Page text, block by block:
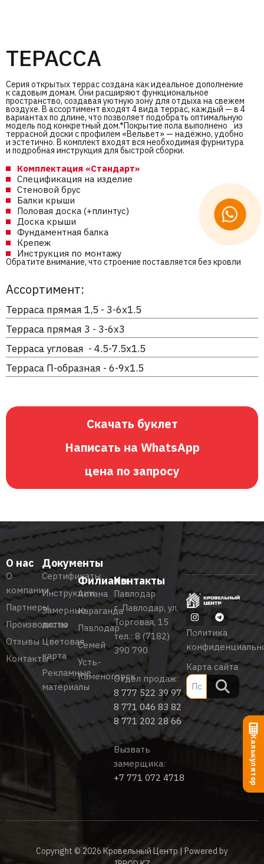
ТЕРАССА
Серия открытых террас создана как идеальное дополнение
к садовым домам. Они расширяют функциональное
пространство, создавая уютную зону для отдыха на свежем
воздухе. В ассортимент входят 4 вида террас, каждый — в 4
вариантах по длине, что позволяет подобрать оптимальную
модель под конкретный дом.*Покрытие пола выполнено из
террасной доски с профилем «Вельвет» — надёжно, удобно
и эстетично. В комплект входят вся необходимая фурнитура
и подробная инструкция для быстрой сборки.
Комплектация «Стандарт»
Спецификация на изделие
Стеновой брус
Балки крыши
Половая доска (+плинтус)
Доска крыши
Фундаментная балка
Крепеж
Инструкция по монтажу
Обратите внимание, что строение поставляется без кровли
Ассортимент:
Терраса прямая 1,5 - 3-6х1.5
Терраса прямая 3 - 3-6х3
Терраса угловая - 4.5-7.5х1.5
Терраса П-образная - 6-9х1.5
Скачать буклет
Написать на WhatsApp
цена по запросу
О нас
О
компании
Партнеры
Производство
Отзывы
Контакты
Документы
Сертификаты
Инструкции
Замерные
листы
Цветовая
карта
Рекламные
материалы
Филиалы
Астана
Караганда
Павлодар
Семей
Усть-
Каменогорск
Контакты
Павлодар
г. Павлодар, ул.
Торговая, 15
тел.: 8 (7182)
390 790
Отдел продаж:
8 777 522 39 97
8 771 046 83 82
8 771 202 28 66
Вызвать
замерщика:
+7 771 072 4718
Политика
Карта сайта
Copyright © 2026 Кровельный Центр | Powered by
Калькулятор